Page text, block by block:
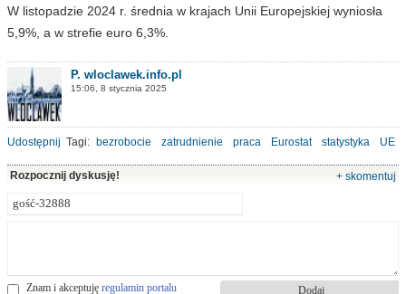
W listopadzie 2024 r. średnia w krajach Unii Europejskiej wyniosła
5,9%, a w strefie euro 6,3%.
P. wloclawek.info.pl
15:06, 8 stycznia 2025
Udostępnij Tagi: bezrobocie zatrudnienie praca Eurostat statystyka UE
Rozpocznij dyskusję! + skomentuj
Znam i akceptuję regulamin portalu